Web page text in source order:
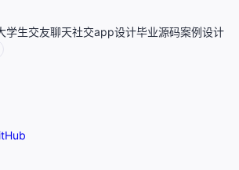
学生交友聊天社交app设计毕业源码案例设计